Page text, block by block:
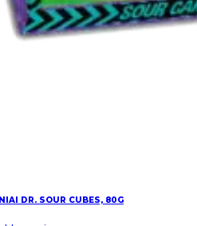
DR. SOUR CUBES, 80G